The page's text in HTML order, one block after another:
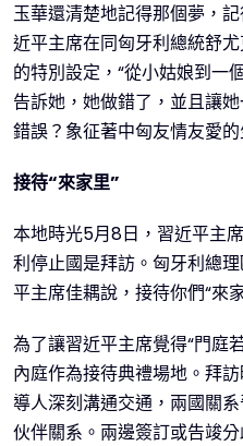
玉華還清楚地記得那個夢，
近平主席在同匈牙利總統舒
的特別設定，“從小姑娘到一
告訴她，她做錯了，並且讓
錯誤？象征著中匈友情友愛
接待“來家里”
本地時光5月8日，習近平主
利停止國是拜訪。匈牙利總
平主席佳耦說，接待你們“來
為了讓習近平主席覺得“門庭
內庭作為接待典禮場地。拜
導人深刻溝通交通，兩國關
伙伴關系。兩邊簽訂或告竣